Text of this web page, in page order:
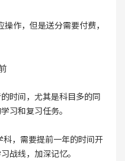
作，但是送分需要付费，
时间，尤其是科目多的同
习和复习任务。
，需要提前一年的时间开
战线，加深记忆。